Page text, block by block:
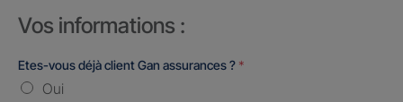
Vos informations :
Etes-vous déjà client Gan assurances ? *
Oui